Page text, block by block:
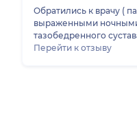
Обратились к врачу ( пациентке 86 лет) в связи с
выраженными
тазобедренного
впечатление.
Перейти к отзыву